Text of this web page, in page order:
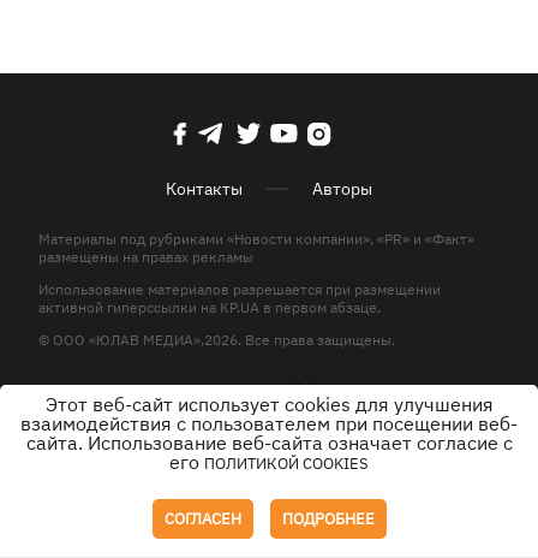
Контакты Авторы
Материалы под рубриками «Новости компании», «PR» и «Факт»
размещены на правах рекламы
Использование материалов разрешается при размещении
активной гиперссылки на KP.UA в первом абзаце.
© ООО «ЮЛАВ МЕДИА»,2026. Все права защищены.
Дизайн
Этот веб-сайт использует cookies для улучшения
взаимодействия с пользователем при посещении веб-
сайта. Использование веб-сайта означает согласие с
его ПОЛИТИКОЙ COOKIES
СОГЛАСЕН ПОДРОБНЕЕ